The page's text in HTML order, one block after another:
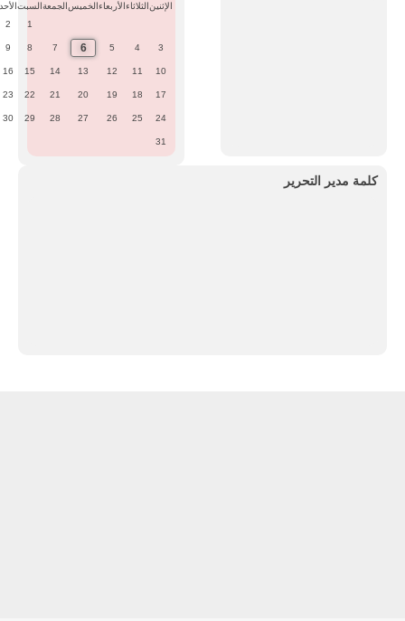
الإثنينالثلاثاءالأربعاءالخميسالجمعةالسبتالأحد
1
2
3
4
5
6
7
8
9
10
11
12
13
14
15
16
17
18
19
20
21
22
23
24
25
26
27
28
29
30
31
كلمة مدير التحرير